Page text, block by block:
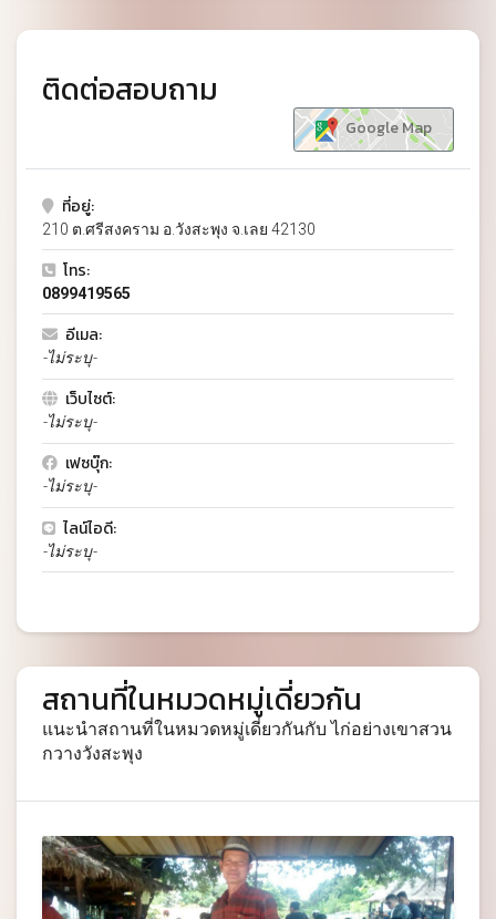
ติดต่อสอบถาม
Google Map
ที่อยู่:
210 ต.ศรีสงคราม อ.วังสะพุง จ.เลย 42130
โทร:
0899419565
อีเมล:
-ไม่ระบุ-
เว็บไซต์:
-ไม่ระบุ-
เฟซบุ๊ก:
-ไม่ระบุ-
ไลน์ไอดี:
-ไม่ระบุ-
สถานที่ในหมวดหมู่เดี่ยวกัน
แนะนำสถานที่ในหมวดหมู่เดี่ยวกันกับ ไก่อย่างเขาสวน
กวางวังสะพุง